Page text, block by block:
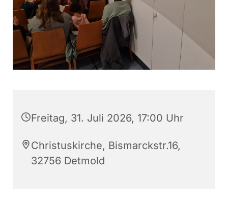
Freitag, 31. Juli 2026, 17:00 Uhr
Christuskirche, Bismarckstr.16,
32756 Detmold